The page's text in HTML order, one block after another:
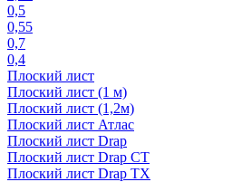
0,5
0,55
0,7
0,4
Плоский лист
Плоский лист (1 м)
Плоский лист (1,2м)
Плоский лист Атлас
Плоский лист Drap
Плоский лист Drap СТ
Плоский лист Drap TX